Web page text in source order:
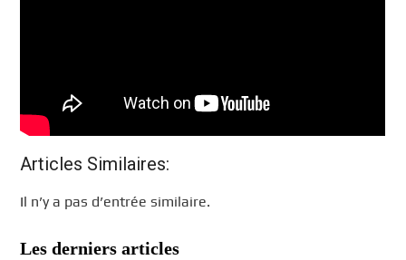
Articles Similaires:
Il n’y a pas d’entrée similaire.
Les derniers articles